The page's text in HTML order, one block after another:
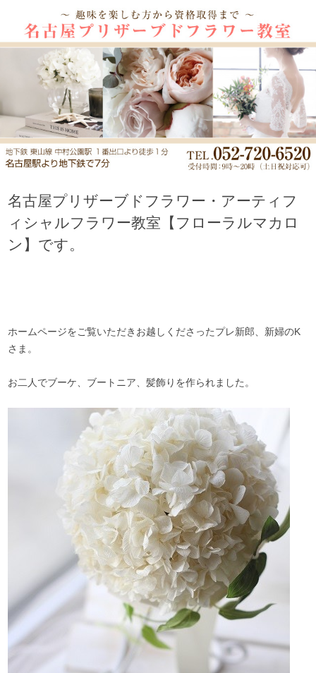
名古屋プリザーブドフラワー・アーティフ
ィシャルフラワー教室【フローラルマカロ
ン】です。
ホームページをご覧いただきお越しくださったプレ新郎、新婦のK
さま。
お二人でブーケ、ブートニア、髪飾りを作られました。